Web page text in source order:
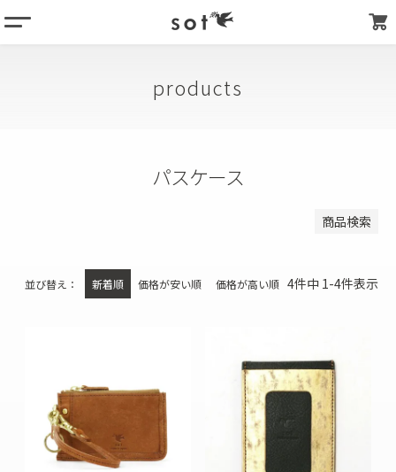
products
products
パスケース
商品検索
検索
並び替え 新着順 価格が安い順 価格が高い順 4件中 1-4件表示